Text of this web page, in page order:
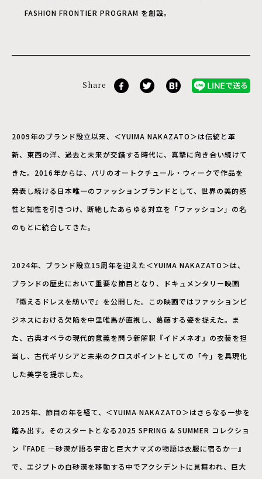
FASHION FRONTIER PROGRAM を創設。
Share
2009年のブランド設立以来、＜YUIMA NAKAZATO＞は伝統と革
新、東西の洋、過去と未来が交錯する時代に、真摯に向き合い続けて
きた。2016年からは、パリのオートクチュール・ウィークで作品を
発表し続ける日本唯一のファッションブランドとして、世界の美的感
性と知性を引きつけ、断絶したあらゆる対立を「ファッション」の名
のもとに統合してきた。
2024年、ブランド設立15周年を迎えた＜YUIMA NAKAZATO＞は、
ブランドの歴史において重要な節目となり、ドキュメンタリー映画
『燃えるドレスを紡いで』を公開した。この映画ではファッションビ
ジネスにおける欠陥を中里唯馬が直視し、葛藤する姿を捉えた。ま
た、古典オペラの現代的意義を問う新解釈『イドメネオ』の衣装を担
当し、古代ギリシアと未来のクロスポイントとしての「今」を具現化
した美学を提示した。
2025年、節目の年を経て、＜YUIMA NAKAZATO＞はさらなる一歩を
踏み出す。そのスタートとなる2025 SPRING & SUMMER コレクショ
ン『FADE ―砂漠が語る宇宙と巨大ナマズの物語は衣服に宿るか―』
で、エジプトの白砂漠を移動する中でアクシデントに見舞われ、巨大